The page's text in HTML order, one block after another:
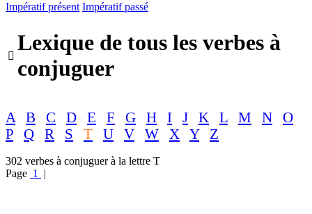
Impératif présent Impératif passé

Lexique de tous les verbes à
conjuguer
A B C D E F G H I J K L M N
O
P
Q R S T U V W X Y Z
302 verbes à conjuguer à la lettre T
Page 1 |